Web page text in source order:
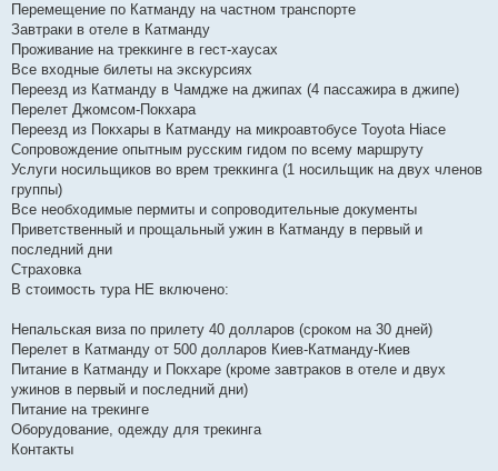
Перемещение по Катманду на частном транспорте
Завтраки в отеле в Катманду
Проживание на треккинге в гест-хаусах
Все входные билеты на экскурсиях
Переезд из Катманду в Чамдже на джипах (4 пассажира в джипе)
Перелет Джомсом-Покхара
Переезд из Покхары в Катманду на микроавтобусе Toyota Hiace
Сопровождение опытным русским гидом по всему маршруту
Услуги носильщиков во врем треккинга (1 носильщик на двух членов
группы)
Все необходимые пермиты и сопроводительные документы
Приветственный и прощальный ужин в Катманду в первый и
последний дни
Страховка
В стоимость тура НЕ включено:
Непальская виза по прилету 40 долларов (сроком на 30 дней)
Перелет в Катманду от 500 долларов Киев-Катманду-Киев
Питание в Катманду и Покхаре (кроме завтраков в отеле и двух
ужинов в первый и последний дни)
Питание на трекинге
Оборудование, одежду для трекинга
Контакты